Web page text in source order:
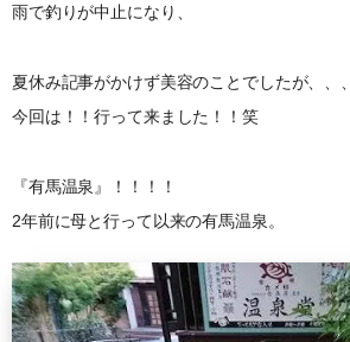
雨で釣りが中止になり、
夏休み記事がかけず美容のことでしたが、、、
今回は！！行って来ました！！笑
『有馬温泉』！！！！
2年前に母と行って以来の有馬温泉。